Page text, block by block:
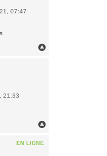
07:47
21:33
EN LIGNE